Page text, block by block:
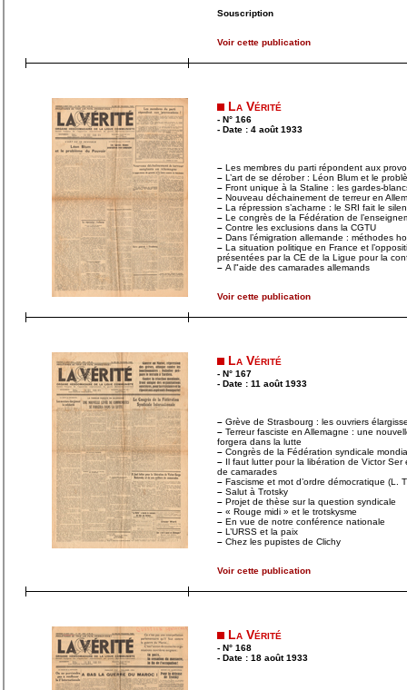
Souscription
Voir cette publication
La Vérité
- N° 166
- Date : 4 août 1933
– Les membres du parti répondent aux
– L’art de se dérober : Léon Blum et le
– Front unique à la Staline : les gardes-
– Nouveau déchainement de terreur en
– La répression s’acharne : le SRI fait le
– Le congrès de la Fédération de
– Contre les exclusions dans la CGTU
– Dans l’émigration allemande : méthodes
– La situation politique en France et
présentées par la CE de la Ligue pour la
– A l"aide des camarades allemands
Voir cette publication
La Vérité
- N° 167
- Date : 11 août 1933
– Grève de Strasbourg : les ouvriers
– Terreur fasciste en Allemagne : une
forgera dans la lutte
– Congrès de la Fédération syndicale
– Il faut lutter pour la libération de Victor Ser
de camarades
– Fascisme et mot d’ordre démocratique (L.
– Salut à Trotsky
– Projet de thèse sur la question syndicale
– « Rouge midi » et le trotskysme
– En vue de notre conférence nationale
– L’URSS et la paix
– Chez les pupistes de Clichy
Voir cette publication
La Vérité
- N° 168
- Date : 18 août 1933